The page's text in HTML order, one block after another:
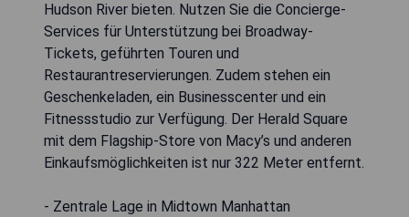
Hudson River bieten. Nutzen Sie die Concierge-
Services für Unterstützung bei Broadway-
Tickets, geführten Touren und
Restaurantreservierungen. Zudem stehen ein
Geschenkeladen, ein Businesscenter und ein
Fitnessstudio zur Verfügung. Der Herald Square
mit dem Flagship-Store von Macy’s und anderen
Einkaufsmöglichkeiten ist nur 322 Meter entfernt.
- Zentrale Lage in Midtown Manhattan